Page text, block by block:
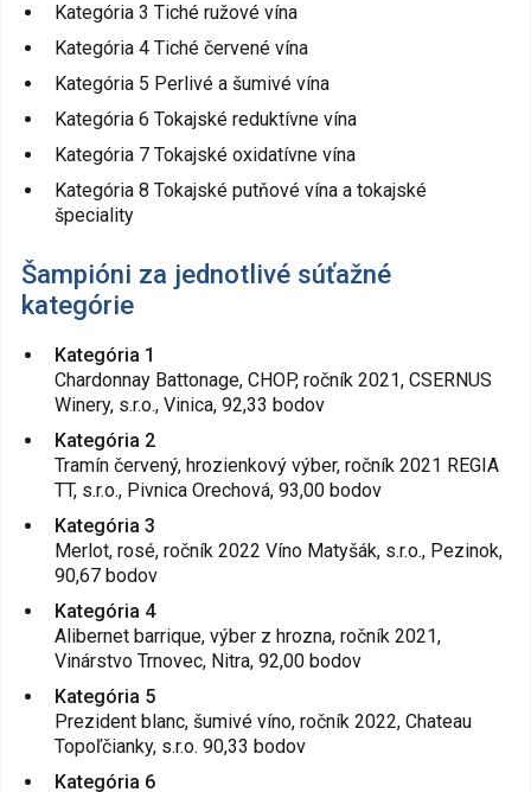
Kategória 3 Tiché ružové vína
Kategória 4 Tiché červené vína
Kategória 5 Perlivé a šumivé vína
Kategória 6 Tokajské reduktívne vína
Kategória 7 Tokajské oxidatívne vína
Kategória 8 Tokajské putňové vína a tokajské
špeciality
Šampióni za jednotlivé súťažné
kategórie
Kategória 1
Chardonnay Battonage, CHOP, ročník 2021, CSERNUS
Winery, s.r.o., Vinica, 92,33 bodov
Kategória 2
Tramín červený, hrozienkový výber, ročník 2021 REGIA
TT, s.r.o., Pivnica Orechová, 93,00 bodov
Kategória 3
Merlot, rosé, ročník 2022 Víno Matyšák, s.r.o., Pezinok,
90,67 bodov
Kategória 4
Alibernet barrique, výber z hrozna, ročník 2021,
Vinárstvo Trnovec, Nitra, 92,00 bodov
Kategória 5
Prezident blanc, šumivé víno, ročník 2022, Chateau
Topoľčianky, s.r.o. 90,33 bodov
Kategória 6